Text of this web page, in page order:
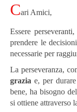
Cari Amici,
Essere
prendere le
necessarie per
La perseveranza,
grazia e, per
bene, ha bisogno
si ottiene attraverso